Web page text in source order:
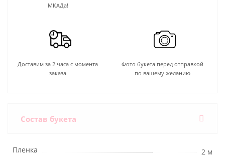
МКАДа!
Доставим за 2 часа с момента
заказа
Фото букета перед отправкой
по вашему желанию
Состав букета
Пленка
2 м